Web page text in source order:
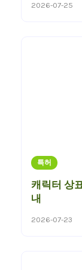
2026-07-25
특허
캐릭터 상
내
2026-07-23